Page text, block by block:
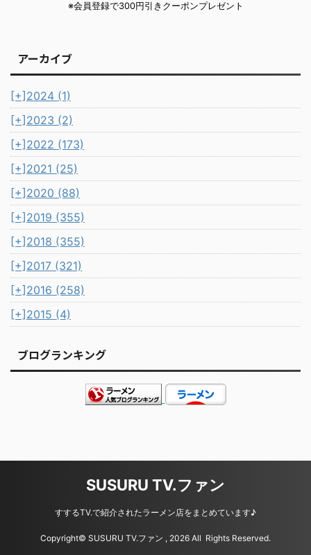
※会員登録で300円引きクーポンプレゼント
アーカイブ
[+] 2024 (1)
[+] 2023 (2)
[+] 2022 (173)
[+] 2021 (25)
[+] 2020 (88)
[+] 2019 (355)
[+] 2018 (355)
[+] 2017 (321)
[+] 2016 (258)
[+] 2015 (4)
ブログランキング
SUSURU TV.ファン
すするTV.で紹介されたラーメン店をまとめています♪
Copyright© SUSURU TV.ファン , 2026 All Rights Reserved.